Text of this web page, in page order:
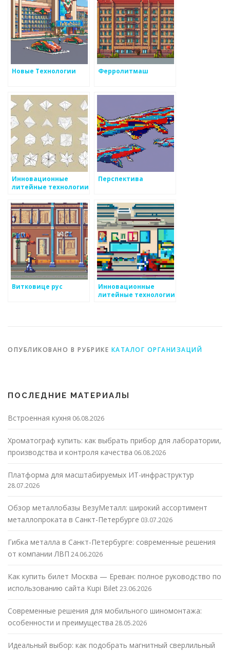
Новые Технологии Ферролитмаш
Инновационные
литейные технологии
Перспектива
Витковице рус
Инновационные
литейные технологии
ОПУБЛИКОВАНО В РУБРИКЕ КАТАЛОГ ОРГАНИЗАЦИЙ
ПОСЛЕДНИЕ МАТЕРИАЛЫ
Встроенная кухня 06.08.2026
Хроматограф купить: как выбрать прибор для лаборатории,
производства и контроля качества 06.08.2026
Платформа для масштабируемых ИТ-инфраструктур
28.07.2026
Обзор металлобазы ВезуМеталл: широкий ассортимент
металлопроката в Санкт-Петербурге 03.07.2026
Гибка металла в Санкт-Петербурге: современные решения
от компании ЛВП 24.06.2026
Как купить билет Москва — Ереван: полное руководство по
использованию сайта Kupi Bilet23.06.2026
Современные решения для мобильного шиномонтажа:
особенности и преимущества 28.05.2026
Идеальный выбор: как подобрать магнитный сверлильный